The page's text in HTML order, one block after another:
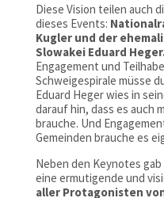
Diese Vision teilen auch
dieses Events:
Kugler und der
Slowakei Eduard
Engagement und
Schweigespirale müsse
Eduard Heger wies in
darauf hin, dass es auch
brauche. Und
Gemeinden brauche es
Neben den Keynotes
eine ermutigende und
aller Protagonisten